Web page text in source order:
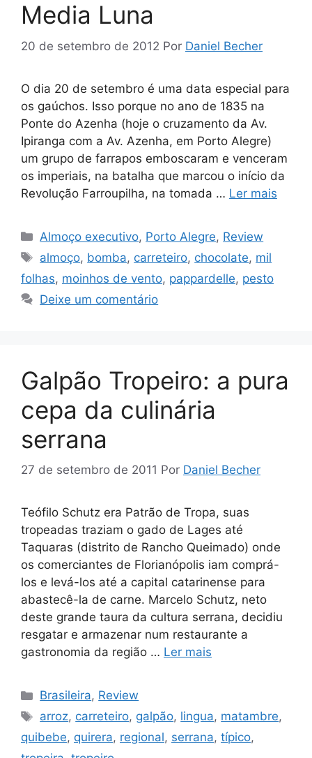
Media Luna
20 de setembro de 2012 Por Daniel Becher
O dia 20 de setembro é uma data especial para
os gaúchos. Isso porque no ano de 1835 na
Ponte do Azenha (hoje o cruzamento da Av.
Ipiranga com a Av. Azenha, em Porto Alegre)
um grupo de farrapos emboscaram e venceram
os imperiais, na batalha que marcou o início da
Revolução Farroupilha, na tomada … Ler mais
Categorias
Almoço executivo, Porto Alegre, Review
Tags
almoço, bomba, carreteiro, chocolate, mil
folhas, moinhos de vento, pappardelle, pesto
Deixe um comentário
Galpão Tropeiro: a pura
cepa da culinária
serrana
27 de setembro de 2011 Por Daniel Becher
Teófilo Schutz era Patrão de Tropa, suas
tropeadas traziam o gado de Lages até
Taquaras (distrito de Rancho Queimado) onde
os comerciantes de Florianópolis iam comprá-
los e levá-los até a capital catarinense para
abastecê-la de carne. Marcelo Schutz, neto
deste grande taura da cultura serrana, decidiu
resgatar e armazenar num restaurante a
gastronomia da região … Ler mais
Categorias
Brasileira, Review
Tags
arroz, carreteiro, galpão, lingua, matambre,
quibebe, quirera, regional, serrana, típico,